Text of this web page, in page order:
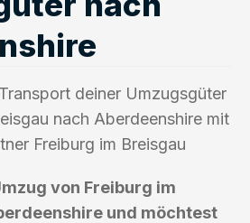
deiner Umzugsgüter
nach Aberdeenshire mit
Freiburg im Breisgau
von Freiburg im
und möchtest